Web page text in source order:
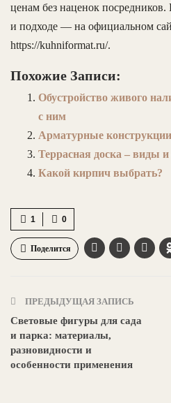
ценам без наценок
и подходе — на официальном
https://kuhniformat.ru/.
Похожие Записи:
Обустройство живого
с ним
Арматурные
Террасная доска – виды
Какой кирпич выбрать?
0
1
Поделится
ПРЕДЫДУЩАЯ ЗАПИСЬ
Световые фигуры для сада
и парка: материалы,
разновидности и
особенности применения